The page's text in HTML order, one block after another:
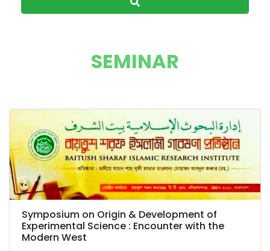
SEMINAR
Symposium on Origin & Development of
Experimental Science : Encounter with the
Modern West